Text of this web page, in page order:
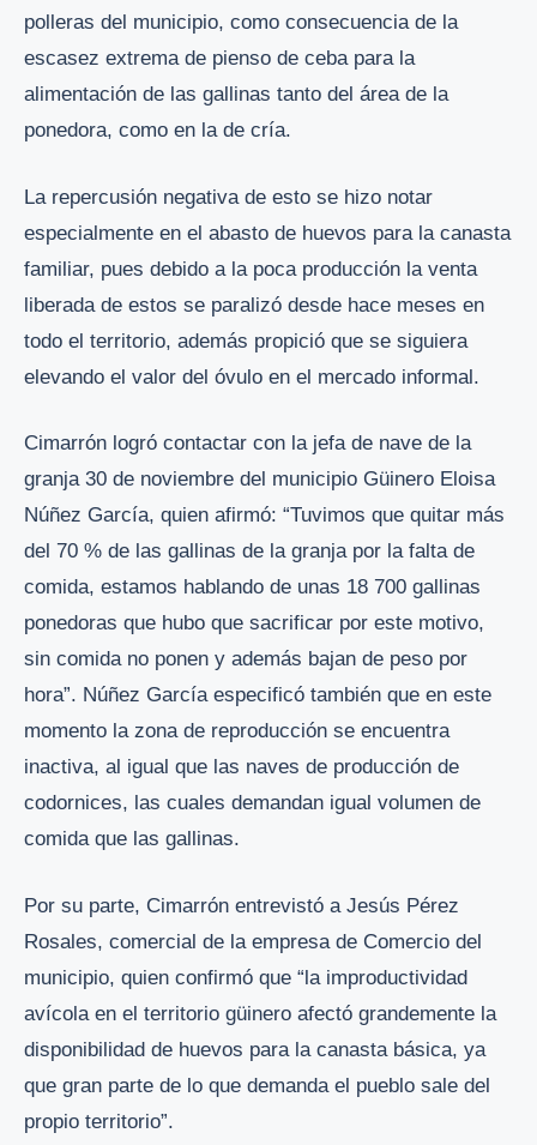
polleras del municipio, como consecuencia de la
escasez extrema de pienso de ceba para la
alimentación de las gallinas tanto del área de la
ponedora, como en la de cría.
La repercusión negativa de esto se hizo notar
especialmente en el abasto de huevos para la canasta
familiar, pues debido a la poca producción la venta
liberada de estos se paralizó desde hace meses en
todo el territorio, además propició que se siguiera
elevando el valor del óvulo en el mercado informal.
Cimarrón logró contactar con la jefa de nave de la
granja 30 de noviembre del municipio Güinero Eloisa
Núñez García, quien afirmó: “Tuvimos que quitar más
del 70 % de las gallinas de la granja por la falta de
comida, estamos hablando de unas 18 700 gallinas
ponedoras que hubo que sacrificar por este motivo,
sin comida no ponen y además bajan de peso por
hora”. Núñez García especificó también que en este
momento la zona de reproducción se encuentra
inactiva, al igual que las naves de producción de
codornices, las cuales demandan igual volumen de
comida que las gallinas.
Por su parte, Cimarrón entrevistó a Jesús Pérez
Rosales, comercial de la empresa de Comercio del
municipio, quien confirmó que “la improductividad
avícola en el territorio güinero afectó grandemente la
disponibilidad de huevos para la canasta básica, ya
que gran parte de lo que demanda el pueblo sale del
propio territorio”.